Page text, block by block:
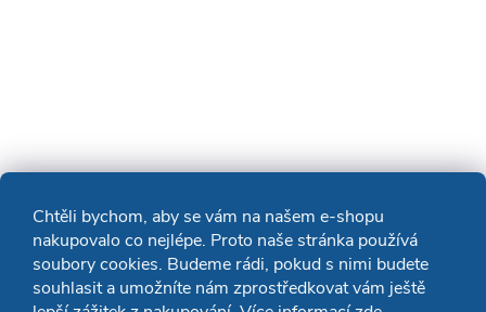
Chtěli bychom, aby se vám na našem e-shopu
nakupovalo co nejlépe. Proto naše stránka používá
soubory cookies. Budeme rádi, pokud s nimi budete
souhlasit a umožníte nám zprostředkovat vám ještě